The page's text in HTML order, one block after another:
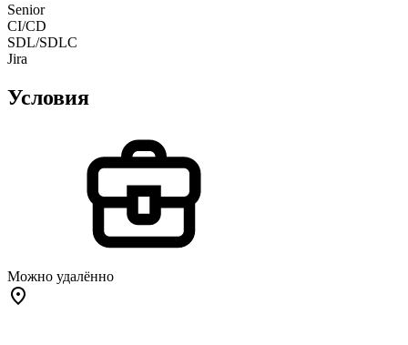
Senior
CI/CD
SDL/SDLC
Jira
Условия
Можно удалённо